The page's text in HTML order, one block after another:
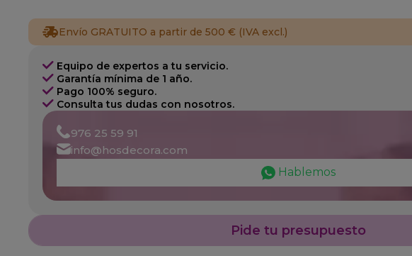
Envío GRATUITO a partir de 500 € (IVA excl.)
Equipo de expertos a tu servicio.
Garantía mínima de 1 año.
Pago 100% seguro.
Consulta tus dudas con nosotros.
976 25 59 91
info@hosdecora.com
Hablemos
Pide tu presupuesto